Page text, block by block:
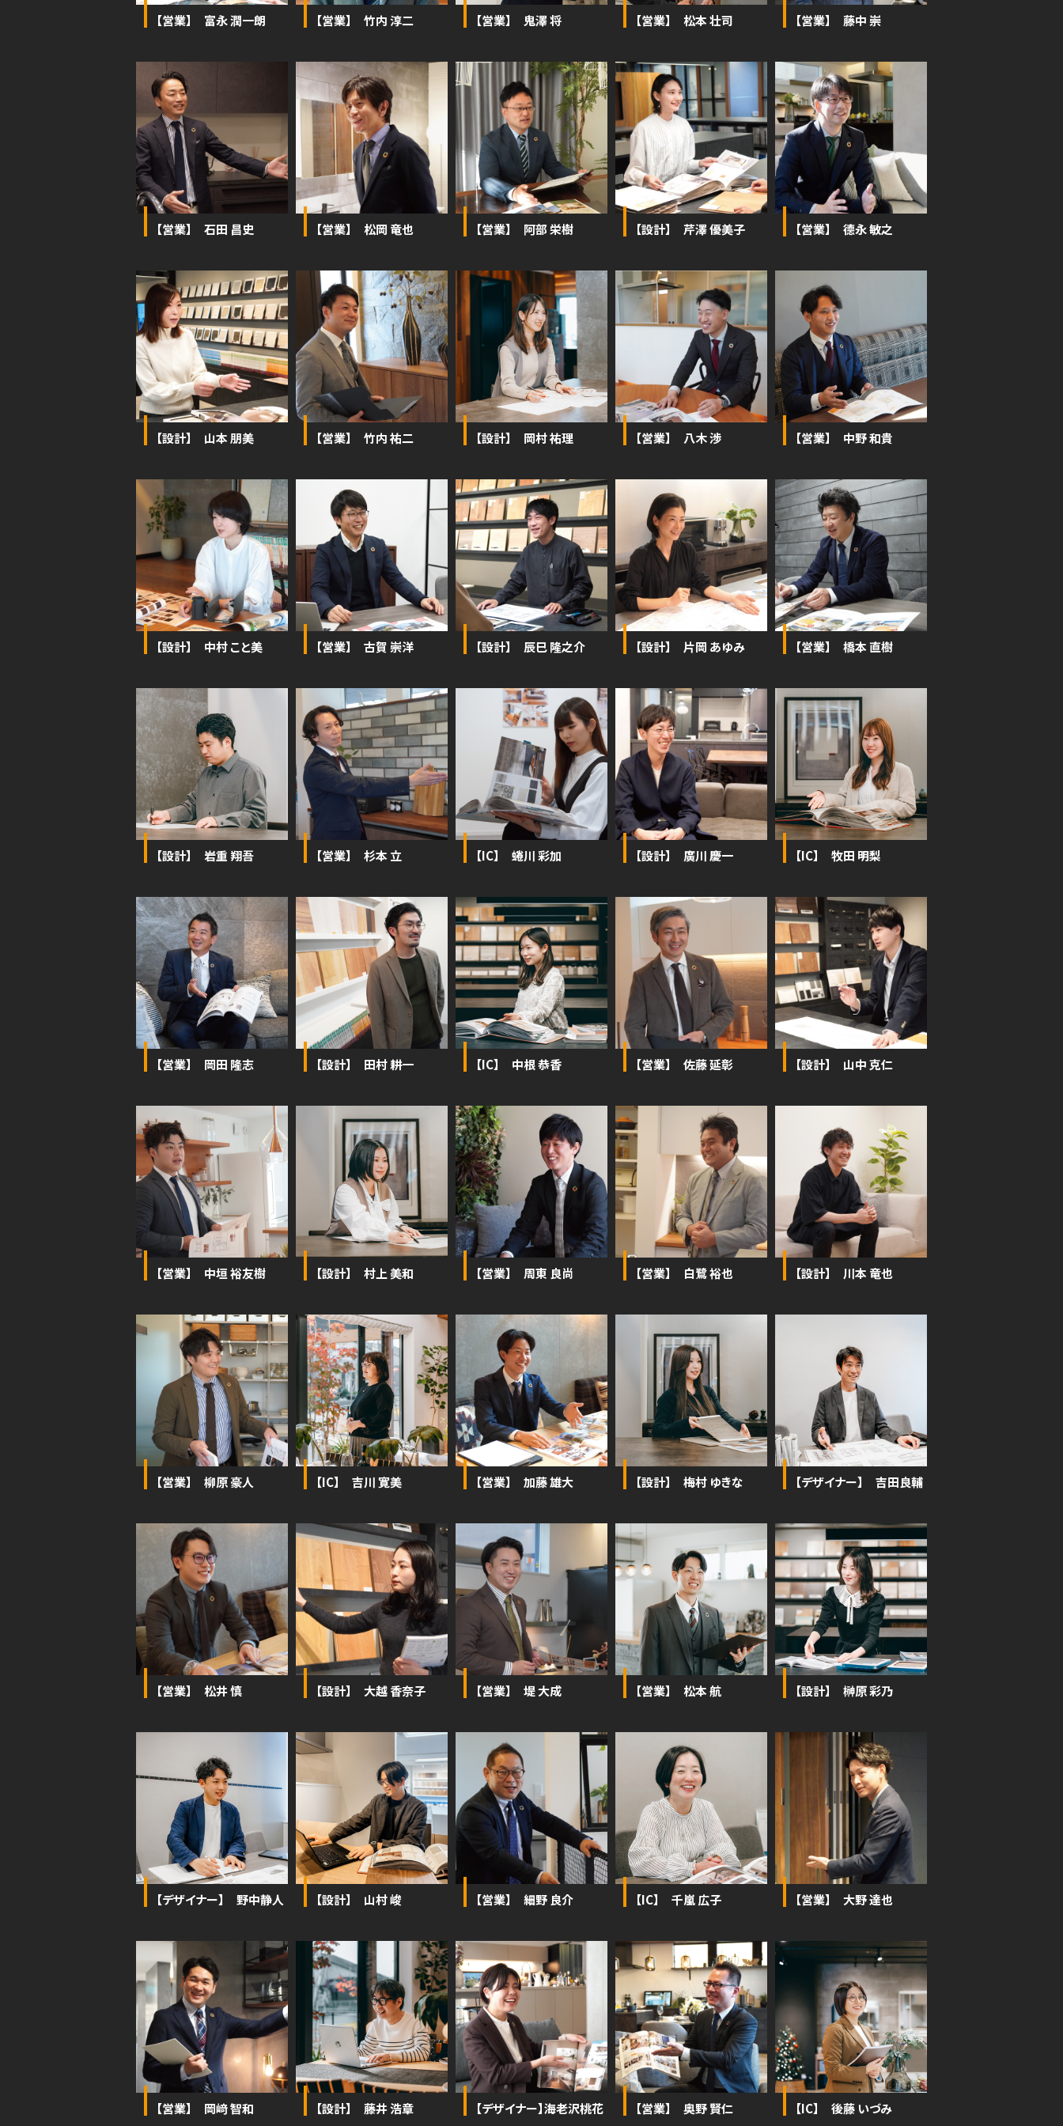
【営業】 富永 潤一朗 【営業】 竹内 淳二 【営業】 鬼澤 将 【営業】 松本 壮司 【営業】 藤中 崇
【営業】 石田 昌史 【営業】 松岡 竜也 【営業】 阿部 栄樹 【設計】 芹澤 優美子 【営業】 德永 敏之
【設計】 山本 朋美 【営業】 竹内 祐二 【設計】 岡村 祐理 【営業】 八木 渉 【営業】 中野 和貴
【設計】 中村 こと美 【営業】 古賀 崇洋 【設計】 辰巳 隆之介 【設計】 片岡 あゆみ 【営業】 橋本 直樹
【設計】 岩重 翔吾 【営業】 杉本 立 【IC】 蜷川 彩加 【設計】 廣川 慶一 【IC】 牧田 明梨
【営業】 岡田 隆志 【設計】 田村 耕一 【IC】 中根 恭香 【営業】 佐藤 延彰 【設計】 山中 克仁
【営業】 中垣 裕友樹 【設計】 村上 美和 【営業】 周東 良尚 【営業】 白鷺 裕也 【設計】 川本 竜也
【営業】 柳原 豪人 【IC】 吉川 寛美 【営業】 加藤 雄大 【設計】 梅村 ゆきな 【デザイナー】 吉田良輔
【営業】 松井 慎 【設計】 大越 香奈子 【営業】 堤 大成 【営業】 松本 航 【設計】 榊原 彩乃
【デザイナー】 野中静人 【設計】 山村 峻 【営業】 細野 良介 【IC】 千嵐 広子 【営業】 大野 達也
【営業】 岡﨑 智和 【設計】 藤井 浩章 【デザイナー】海老沢桃花 【営業】 奥野 賢仁 【IC】 後藤 いづみ